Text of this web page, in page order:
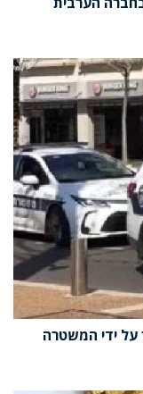
על ידי המשטרה